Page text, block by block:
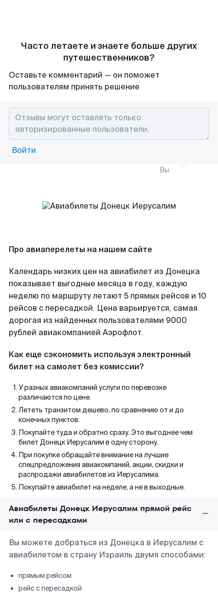
Часто летаете и знаете больше других
путешественников?
Оставьте комментарий — он поможет
пользователям принять решение
Войти
Вы
Про авиаперелеты на нашем сайте
Календарь низких цен на авиабилет из Донецка
показывает выгодные месяца в году, каждую
неделю по маршруту летают 5 прямых рейсов и 10
рейсов с пересадкой. Цена варьируется, самая
дорогая из найденных пользователями 9000
рублей авиакомпанией Аэрофлот.
Как еще сэкономить используя электронный
билет на самолет без комиссии?
У разных авиакомпаний услуги по перевозке
различаются по цене.
Лететь транзитом дешево, по сравнению от и до
конечных пунктов.
Покупайте туда и обратно сразу. Это выгоднее чем
билет Донецк Иерусалим в одну сторону.
При покупке обращайте внимание на лучшие
спецпредложения авиакомпаний, акции, скидки и
распродажи авиабилетов из Иерусалима.
Покупайте авиабилет на неделе, а не в выходные.
Авиабилеты Донецк Иерусалим прямой рейс
или с пересадками
Вы можете добраться из Донецка в Иерусалим с
авиабилетом в страну Израиль двумя способами:
прямым рейсом
рейс с пересадкой